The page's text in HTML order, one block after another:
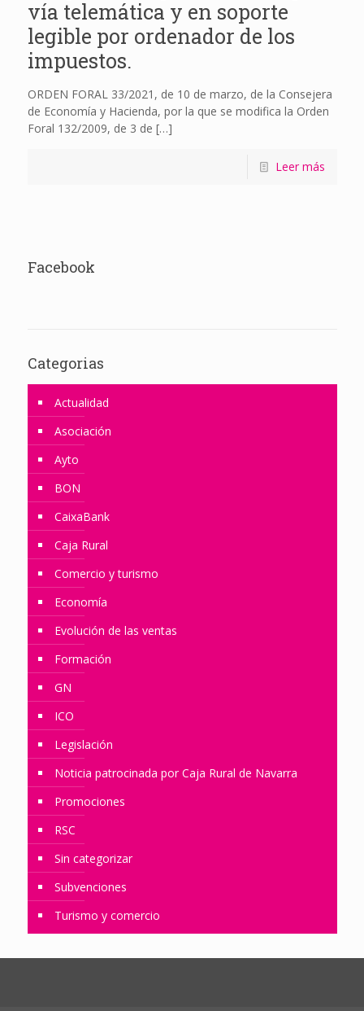
vía telemática y en soporte
legible por ordenador de los
impuestos.
ORDEN FORAL 33/2021, de 10 de marzo, de la Consejera
de Economía y Hacienda, por la que se modifica la Orden
Foral 132/2009, de 3 de […]
Leer más
Facebook
Categorias
Actualidad
Asociación
Ayto
BON
CaixaBank
Caja Rural
Comercio y turismo
Economía
Evolución de las ventas
Formación
GN
ICO
Legislación
Noticia patrocinada por Caja Rural de Navarra
Promociones
RSC
Sin categorizar
Subvenciones
Turismo y comercio